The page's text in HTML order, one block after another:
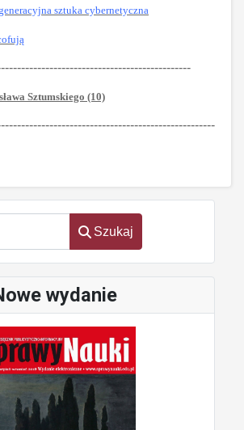
Szukaj
wydanie
sztuka cybernetyczna
Sztumskiego (10)